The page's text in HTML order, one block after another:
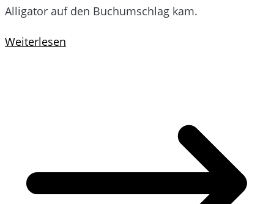
Alligator auf den Buchumschlag kam.
Weiterlesen